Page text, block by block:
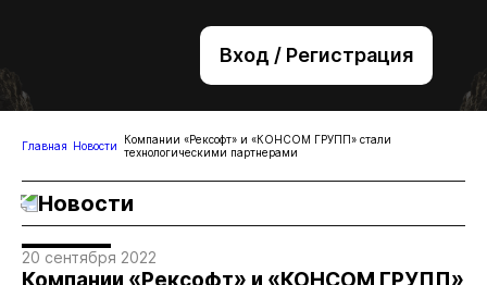
Вход / Регистрация
+7 (495) 221-76-32
bsv@zolteh.ru
Главная Новости
Компании «Рексофт» и «КОНСОМ ГРУПП» стали
технологическими партнерами
Новости
20 сентября 2022